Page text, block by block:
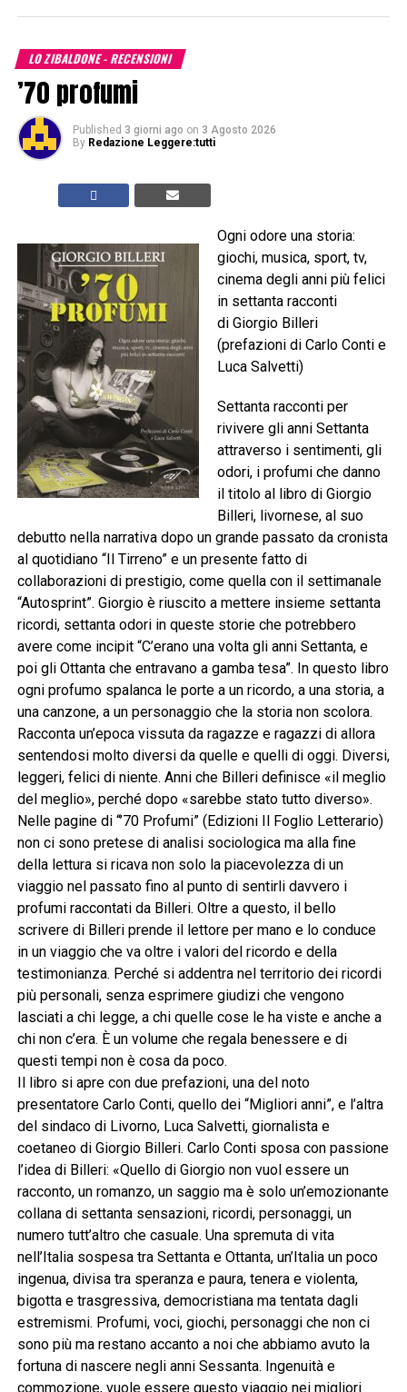
LO ZIBALDONE - RECENSIONI
’70 profumi
Published 3 giorni ago on 3 Agosto 2026
By Redazione Leggere:tutti
Ogni odore una storia:
giochi, musica, sport, tv,
cinema degli anni più felici
in settanta racconti
di Giorgio Billeri
(prefazioni di Carlo Conti e
Luca Salvetti)
Settanta racconti per
rivivere gli anni Settanta
attraverso i sentimenti, gli
odori, i profumi che danno
il titolo al libro di Giorgio
Billeri, livornese, al suo
debutto nella narrativa dopo un grande passato da cronista
al quotidiano “Il Tirreno” e un presente fatto di
collaborazioni di prestigio, come quella con il settimanale
“Autosprint”. Giorgio è riuscito a mettere insieme settanta
ricordi, settanta odori in queste storie che potrebbero
avere come incipit “C’erano una volta gli anni Settanta, e
poi gli Ottanta che entravano a gamba tesa”. In questo libro
ogni profumo spalanca le porte a un ricordo, a una storia, a
una canzone, a un personaggio che la storia non scolora.
Racconta un’epoca vissuta da ragazze e ragazzi di allora
sentendosi molto diversi da quelle e quelli di oggi. Diversi,
leggeri, felici di niente. Anni che Billeri definisce «il meglio
del meglio», perché dopo «sarebbe stato tutto diverso».
Nelle pagine di “’70 Profumi” (Edizioni Il Foglio Letterario)
non ci sono pretese di analisi sociologica ma alla fine
della lettura si ricava non solo la piacevolezza di un
viaggio nel passato fino al punto di sentirli davvero i
profumi raccontati da Billeri. Oltre a questo, il bello
scrivere di Billeri prende il lettore per mano e lo conduce
in un viaggio che va oltre i valori del ricordo e della
testimonianza. Perché si addentra nel territorio dei ricordi
più personali, senza esprimere giudizi che vengono
lasciati a chi legge, a chi quelle cose le ha viste e anche a
chi non c’era. È un volume che regala benessere e di
questi tempi non è cosa da poco.
Il libro si apre con due prefazioni, una del noto
presentatore Carlo Conti, quello dei “Migliori anni”, e l’altra
del sindaco di Livorno, Luca Salvetti, giornalista e
coetaneo di Giorgio Billeri. Carlo Conti sposa con passione
l’idea di Billeri: «Quello di Giorgio non vuol essere un
racconto, un romanzo, un saggio ma è solo un’emozionante
collana di settanta sensazioni, ricordi, personaggi, un
numero tutt’altro che casuale. Una spremuta di vita
nell’Italia sospesa tra Settanta e Ottanta, un’Italia un poco
ingenua, divisa tra speranza e paura, tenera e violenta,
bigotta e trasgressiva, democristiana ma tentata dagli
estremismi. Profumi, voci, giochi, personaggi che non ci
sono più ma restano accanto a noi che abbiamo avuto la
fortuna di nascere negli anni Sessanta. Ingenuità e
commozione, vuole essere questo viaggio nei migliori